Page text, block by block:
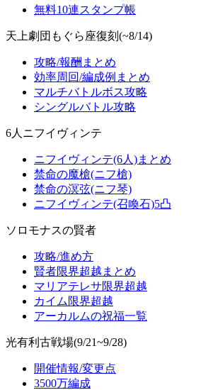
無料10連スタンプ帳
天上劇団もぐら座復刻(~8/14)
攻略/報酬まとめ
効率周回/編成例まとめ
マルチバトルボス攻略
シングルバトル攻略
6人ニフイヴィンテ
ニフイヴィンテ(6人)まとめ
禁命の魔槍(ニフ槍)
禁命の溟弦(ニフ琴)
ニフイヴィンテ(召喚石)5凸
ソロモナスの賢者
攻略/進め方
賢者限界超越まとめ
マリアテレサ限界超越
カイム限界超越
アーカルムの祝福一覧
光有利古戦場(9/21~9/28)
開催情報/変更点
3500万編成